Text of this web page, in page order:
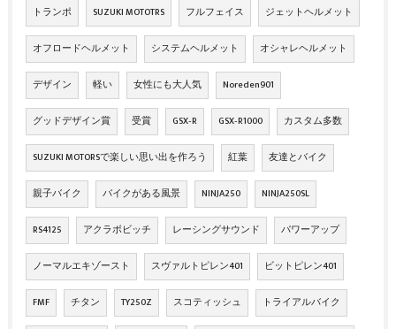
トランポ SUZUKI MOTOTRS フルフェイス ジェットヘルメット
オフロードヘルメット システムヘルメット オシャレヘルメット
デザイン 軽い 女性にも大人気 Noreden901
グッドデザイン賞 受賞 GSX‐R GSX‐R1000 カスタム多数
SUZUKI MOTORSで楽しい思い出を作ろう 紅葉 友達とバイク
親子バイク バイクがある風景 NINJA250 NINJA250SL
RS4125 アクラボビッチ レーシングサウンド パワーアップ
ノーマルエキゾースト スヴァルトピレン401 ビットピレン401
FMF チタン TY250Z スコティッシュ トライアルバイク